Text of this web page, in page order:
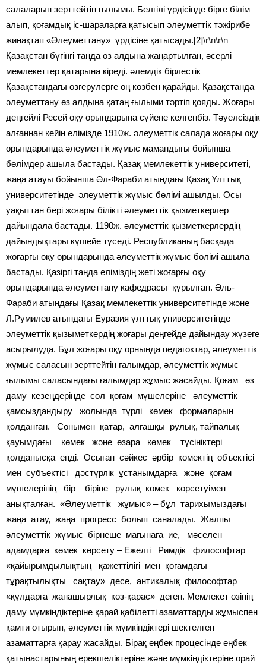
салаларын зерттейтін ғылымы. Белгілі үрдісінде бірге білім
алып, қоғамдық іс-шараларға қатысып әлеуметтік тәжірибе
жинақтап «Әлеуметтану» үрдісіне қатысады.[2]\r\n\r\n
Қазақстан бүгінгі таңда өз алдына жаңартылған, әсерлі
мемлекеттер қатарына кіреді. әлемдік бірлестік
Қазақстандағы өзгерулерге оң көзбен қарайды. Қазақстанда
әлеуметтану өз алдына қатаң ғылыми тәртіп қояды. Жоғары
деңгейлі Ресей оқу орындарына сүйене келгенбіз. Тәуелсіздік
алғаннан кейін елімізде 1910ж. әлеуметтік салада жоғары оқу
орындарында әлеуметтік жұмыс мамандығы бойынша
бөлімдер ашыла бастады. Қазақ мемлекеттік университеті,
жаңа атауы бойынша Әл-Фараби атындағы Қазақ Ұлттық
университетінде әлеуметтік жұмыс бөлімі ашылды. Осы
уақыттан бері жоғары білікті әлеуметтік қызметкерлер
дайындала бастады. 1190ж. әлеуметтік қызметкерлердің
дайындықтары күшейе түседі. Республиканың басқада
жоғарғы оқу орындарында әлеуметтік жұмыс бөлімі ашыла
бастады. Қазіргі таңда еліміздің жеті жоғарғы оқу
орындарында әлеуметтану кафедрасы құрылған. Әль-
Фараби атындағы Қазақ мемлекеттік университетінде және
Л.Румилев атындағы Еуразия ұлттық университетінде
әлеуметтік қызыметкердің жоғары деңгейде дайындау жүзеге
асырылуда. Бұл жоғары оқу орнында педагоктар, әлеуметтік
жұмыс саласын зерттейтін ғалымдар, әлеуметтік жұмыс
ғылымы саласындағы ғалымдар жұмыс жасайды. Қоғам өз
даму кезеңдерінде сол қоғам мүшелеріне әлеуметтік
қамсыздандыру жолында түрлі көмек формаларын
қолданған. Сонымен қатар, алғашқы рулық, тайпалық
қауымдағы көмек және өзара көмек түсініктері
қолданысқа енді. Осыған сәйкес әрбір көмектің объектісі
мен субъектісі дәстүрлік ұстанымдарға және қоғам
мүшелерінің бір – біріне рулық көмек көрсетуімен
анықталған. «Әлеуметтік жұмыс» – бұл тарихымыздағы
жаңа атау, жаңа прогресс болып саналады. Жалпы
әлеуметтік жұмыс бірнеше мағынаға ие, мәселен
адамдарға көмек көрсету – Ежелгі Римдік философтар
«қайырымдылықтың қажеттілігі мен қоғамдағы
тұрақтылықты сақтау» десе, антикалық философтар
«құлдарға жанашырлық көз-қарас» деген. Мемлекет өзінің
даму мүмкіндіктеріне қарай қабілетті азаматтарды жұмыспен
қамти отырып, әлеуметтік мүмкіндіктері шектелген
азаматтарға қарау жасайды. Бірақ еңбек процесінде еңбек
қатынастарының ерекшеліктеріне және мүмкіндіктеріне орай